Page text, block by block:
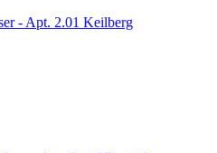
- Apt. 2.01 Keilberg